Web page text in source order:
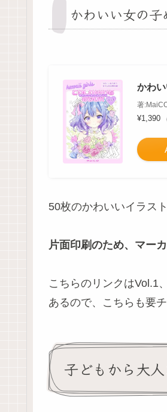
かわいい女の子
かわ
著
¥1,390
50枚のかわいいイラス
片面印刷のため、マー
こちらのリンクはVol.1
あるので、こちらも要チ
子どもから大